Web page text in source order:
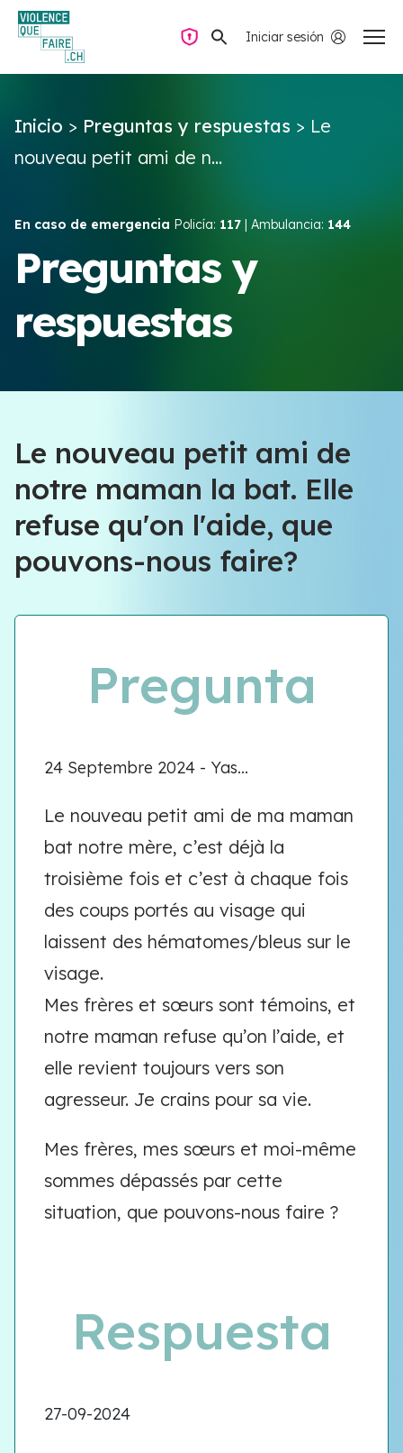
Iniciar sesión
Preguntas y respuestas
Violencia de pareja
Recursos y campañas
Navegación privada
Inicio > Preguntas y respuestas > Le
nouveau petit ami de n...
En caso de emergencia Policía: 117 | Ambulancia: 144
Preguntas y
respuestas
Le nouveau petit ami de
notre maman la bat. Elle
refuse qu'on l'aide, que
pouvons-nous faire?
Pregunta
24 Septembre 2024 - Yas...
Le nouveau petit ami de ma maman
bat notre mère, c’est déjà la
troisième fois et c’est à chaque fois
des coups portés au visage qui
laissent des hématomes/bleus sur le
visage.
Mes frères et sœurs sont témoins, et
notre maman refuse qu’on l’aide, et
elle revient toujours vers son
agresseur. Je crains pour sa vie.
Mes frères, mes sœurs et moi-même
sommes dépassés par cette
situation, que pouvons-nous faire ?
Respuesta
27-09-2024